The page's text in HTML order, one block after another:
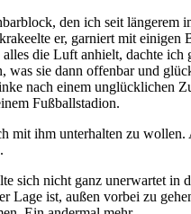
den ich seit längerem
er, garniert mit
die Luft anhielt, dachte
sie dann offenbar und
nach einem
Fußballstadion.
mit ihm unterhalten zu
sich nicht ganz unerwartet
Lage ist, außen vorbei zu